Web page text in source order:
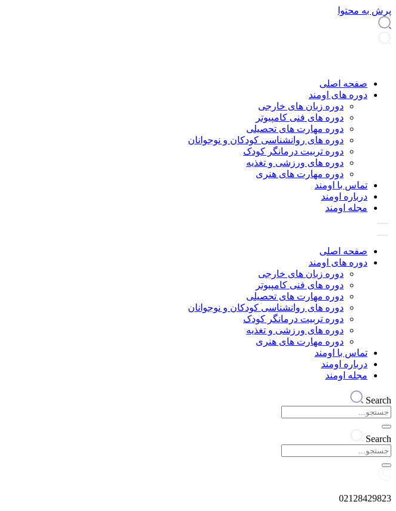
پرش به محتوا
صفحه اصلی
دوره های اومند
دوره زبان های خارجی
دوره های فنی کامپیوتر
دوره مهارت های تحصیلی
دوره های روانشناسی کودکان و نوجوانان
دوره تربیت درمانگر کودک
دوره های ورزشی و تغذیه
دوره مهارت های هنری
تماس با اومند
درباره اومند
مجله اومند
صفحه اصلی
دوره های اومند
دوره زبان های خارجی
دوره های فنی کامپیوتر
دوره مهارت های تحصیلی
دوره های روانشناسی کودکان و نوجوانان
دوره تربیت درمانگر کودک
دوره های ورزشی و تغذیه
دوره مهارت های هنری
تماس با اومند
درباره اومند
مجله اومند
Search
Search
02128429823